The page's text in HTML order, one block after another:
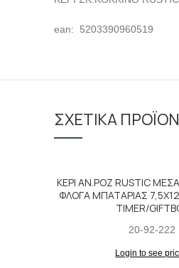
ean: 5203390960519
ΣΧΕΤΙΚΆ
ΚΕΡΙ ΑΝ.ΡΟΖ RUSTIC
ΦΛΟΓΑ ΜΠΑΤΑΡΙΑΣ
TIMER/
20-92-222
Login to see